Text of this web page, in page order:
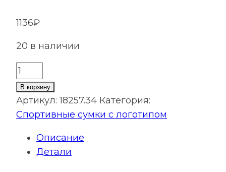
1136₽
20 в наличии
Количество
товара
Спортивная
сумка
черная
В корзину
Артикул:18257.34 Категория:
Спортивные сумки с логотипом
Описание
Детали